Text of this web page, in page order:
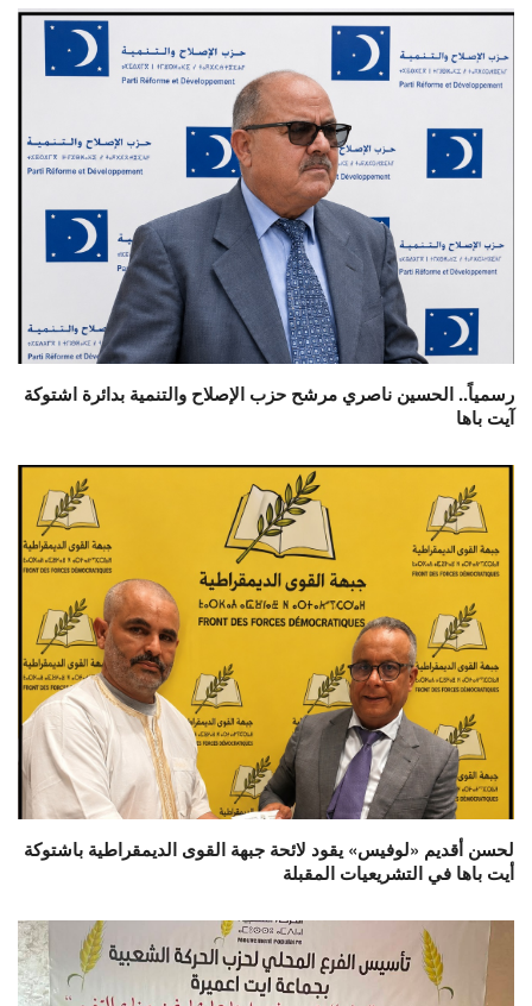
رسمياً.. الحسين ناصري مرشح حزب الإصلاح والتنمية بدائرة اشتوكة
آيت باها
لحسن أقديم «لوفيس» يقود لائحة جبهة القوى الديمقراطية باشتوكة
أيت باها في التشريعيات المقبلة